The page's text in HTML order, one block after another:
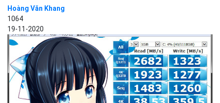
Hoàng Văn Khang
1064
19-11-2020